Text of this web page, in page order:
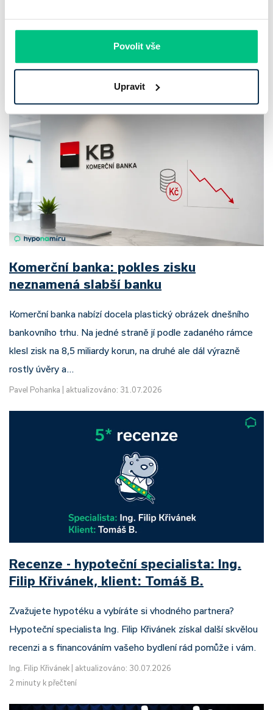
Povolit vše
Upravit
sazby zůstávají pod tlakem a část bank pokračuje v jejich
Komerční banka: pokles zisku
neznamená slabší banku
Komerční banka nabízí docela plastický obrázek dnešního
bankovního trhu. Na jedné straně jí podle zadaného rámce
klesl zisk na 8,5 miliardy korun, na druhé ale dál výrazně
rostly úvěry a…
Pavel Pohanka aktualizováno: 31.07.2026
Recenze - hypoteční specialista: Ing.
Filip Křivánek, klient: Tomáš B.
Zvažujete hypotéku a vybíráte si vhodného partnera?
Hypoteční specialista Ing. Filip Křivánek získal další skvělou
recenzi a s financováním vašeho bydlení rád pomůže i vám.
Ing. Filip Křivánek
aktualizováno: 30.07.2026
2 minuty k přečtení